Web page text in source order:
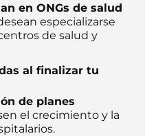
en ONGs de salud
especializarse
de salud y
al finalizar tu
de planes
el crecimiento y la